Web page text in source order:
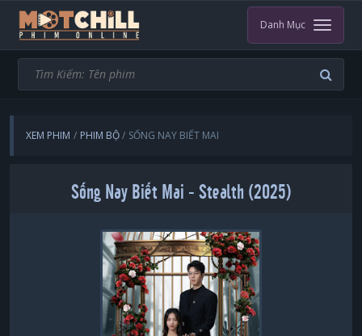
Danh Mục
XEM PHIM PHIM BỘ SỐNG NAY BIẾT MAI
Sống Nay Biết Mai - Stealth (2025)